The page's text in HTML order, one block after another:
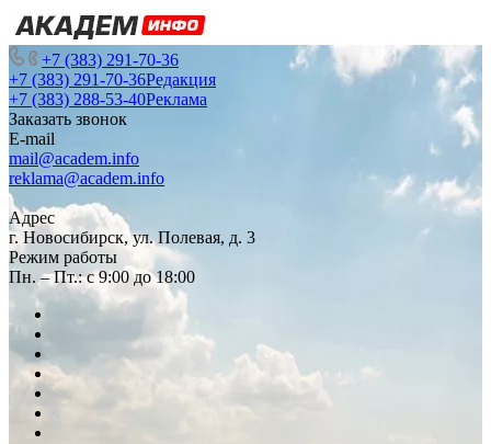
+7 (383) 291-70-36
+7 (383) 291-70-36Редакция
+7 (383) 288-53-40Реклама
Заказать звонок
E-mail
mail@academ.info
reklama@academ.info
Адрес
г. Новосибирск, ул. Полевая, д. 3
Режим работы
Пн. – Пт.: с 9:00 до 18:00